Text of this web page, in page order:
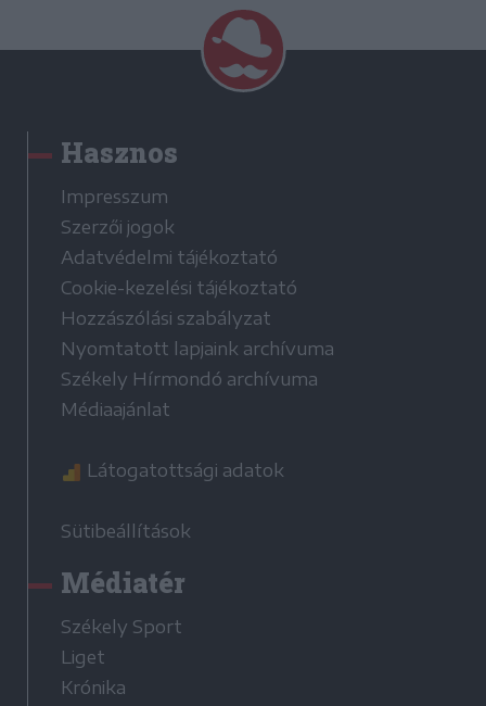
Hasznos
Impresszum
Szerzői jogok
Adatvédelmi tájékoztató
Cookie-kezelési tájékoztató
Hozzászólási szabályzat
Nyomtatott lapjaink archívuma
Székely Hírmondó archívuma
Médiaajánlat
Látogatottsági adatok
Sütibeállítások
Médiatér
Székely Sport
Liget
Krónika